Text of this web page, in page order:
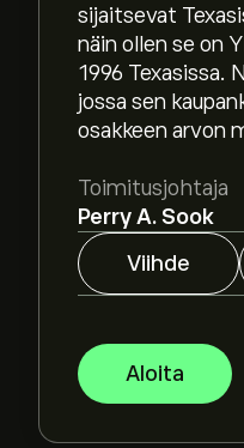
sijaitsevat
näin ollen se on
1996 Texasissa.
jossa sen
osakkeen arvon
Toimitusjohtaja
Perry A. Sook
Viihde
Aloita
Osakkeen
Keskihinta
Asiantuntijoiden
ennusteet
Perustuen 2